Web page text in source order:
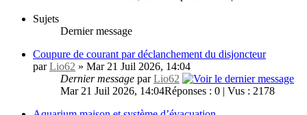
Sujets
Dernier message
Coupure de courant par déclanchement du disjoncteur
parLio62 » Mar 21 Juil 2026, 14:04
Dernier message parLio62
Mar 21 Juil 2026, 14:04Réponses : 0 | Vus : 2178